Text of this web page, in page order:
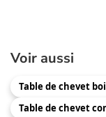
Voir aussi
Table de chevet
Table de chevet